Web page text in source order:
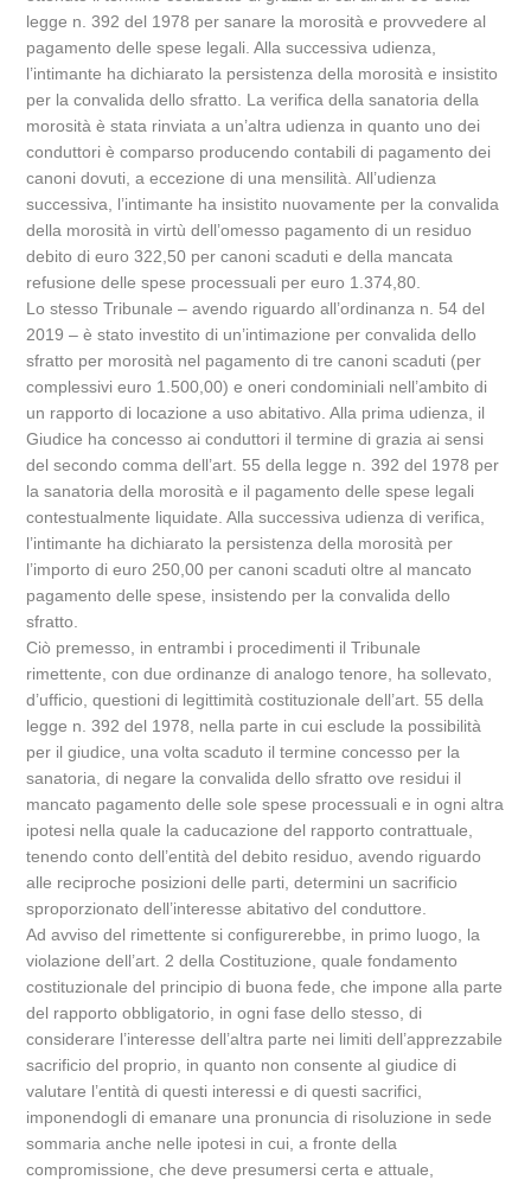
legge n. 392 del 1978 per sanare la morosità e provvedere al
pagamento delle spese legali. Alla successiva udienza,
l’intimante ha dichiarato la persistenza della morosità e insistito
per la convalida dello sfratto. La verifica della sanatoria della
morosità è stata rinviata a un’altra udienza in quanto uno dei
conduttori è comparso producendo contabili di pagamento dei
canoni dovuti, a eccezione di una mensilità. All’udienza
successiva, l’intimante ha insistito nuovamente per la convalida
della morosità in virtù dell’omesso pagamento di un residuo
debito di euro 322,50 per canoni scaduti e della mancata
refusione delle spese processuali per euro 1.374,80.
Lo stesso Tribunale – avendo riguardo all’ordinanza n. 54 del
2019 – è stato investito di un’intimazione per convalida dello
sfratto per morosità nel pagamento di tre canoni scaduti (per
complessivi euro 1.500,00) e oneri condominiali nell’ambito di
un rapporto di locazione a uso abitativo. Alla prima udienza, il
Giudice ha concesso ai conduttori il termine di grazia ai sensi
del secondo comma dell’art. 55 della legge n. 392 del 1978 per
la sanatoria della morosità e il pagamento delle spese legali
contestualmente liquidate. Alla successiva udienza di verifica,
l’intimante ha dichiarato la persistenza della morosità per
l’importo di euro 250,00 per canoni scaduti oltre al mancato
pagamento delle spese, insistendo per la convalida dello
sfratto.
Ciò premesso, in entrambi i procedimenti il Tribunale
rimettente, con due ordinanze di analogo tenore, ha sollevato,
d’ufficio, questioni di legittimità costituzionale dell’art. 55 della
legge n. 392 del 1978, nella parte in cui esclude la possibilità
per il giudice, una volta scaduto il termine concesso per la
sanatoria, di negare la convalida dello sfratto ove residui il
mancato pagamento delle sole spese processuali e in ogni altra
ipotesi nella quale la caducazione del rapporto contrattuale,
tenendo conto dell’entità del debito residuo, avendo riguardo
alle reciproche posizioni delle parti, determini un sacrificio
sproporzionato dell’interesse abitativo del conduttore.
Ad avviso del rimettente si configurerebbe, in primo luogo, la
violazione dell’art. 2 della Costituzione, quale fondamento
costituzionale del principio di buona fede, che impone alla parte
del rapporto obbligatorio, in ogni fase dello stesso, di
considerare l’interesse dell’altra parte nei limiti dell’apprezzabile
sacrificio del proprio, in quanto non consente al giudice di
valutare l’entità di questi interessi e di questi sacrifici,
imponendogli di emanare una pronuncia di risoluzione in sede
sommaria anche nelle ipotesi in cui, a fronte della
compromissione, che deve presumersi certa e attuale,